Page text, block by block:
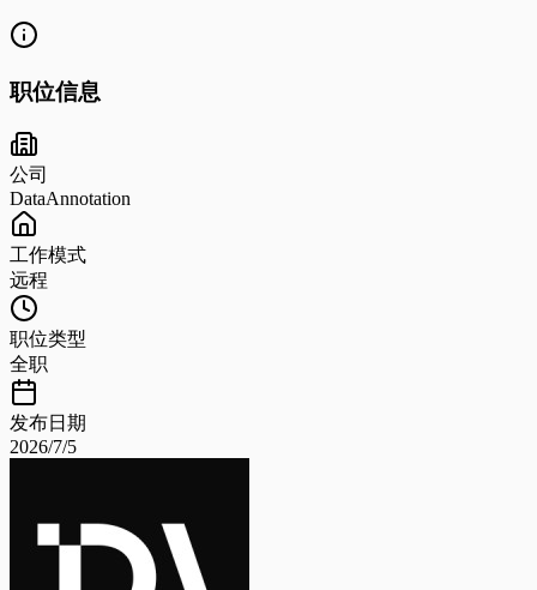
职位信息
公司
DataAnnotation
工作模式
远程
职位类型
全职
发布日期
2026/7/5